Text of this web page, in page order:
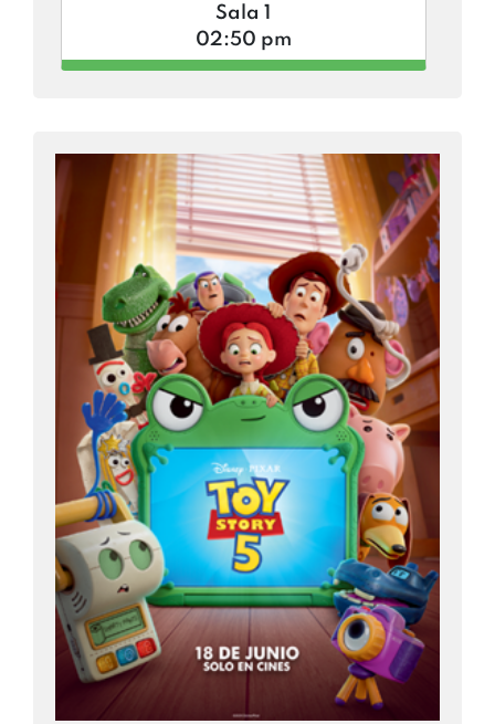
Sala 1
02:50 pm